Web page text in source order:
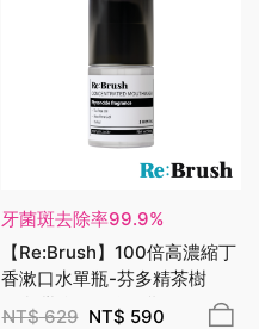
牙菌斑去除率99.9%
【Re:Brush】100倍高濃縮丁
香漱口水單瓶-芬多精茶樹
（台灣總代理公司貨）
NT$629 NT$ 590